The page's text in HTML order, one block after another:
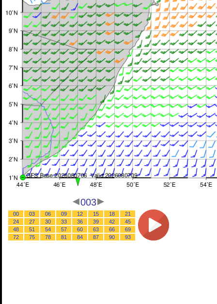
003
00 03 06 09 12 15 18
21
24
27 30 33 36 39 42
45
48
51 54 57 60 63 66
69
72
75 78 81 84 87 90 93